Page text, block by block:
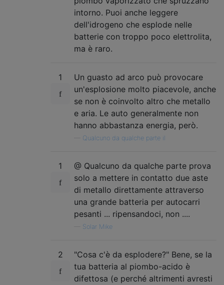
intorno. Puoi anche leggere
dell'idrogeno che esplode nelle
batterie con troppo poco elettrolita,
ma è raro.
1
Un guasto ad arco può provocare
un'esplosione molto piacevole, anche
se non è coinvolto altro che metallo
e aria. Le auto generalmente non
hanno abbastanza energia, però.
Qualcuno da qualche parte il
1
@ Qualcuno da qualche parte prova
solo a mettere in contatto due aste
di metallo direttamente attraverso
una grande batteria per autocarri
pesanti ... ripensandoci, non ....
Solar Mike
2
"Cosa c'è da esplodere?" Bene, se la
tua batteria al piombo-acido è
difettosa (e perché altrimenti avresti